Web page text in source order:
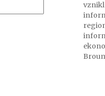
vznikl